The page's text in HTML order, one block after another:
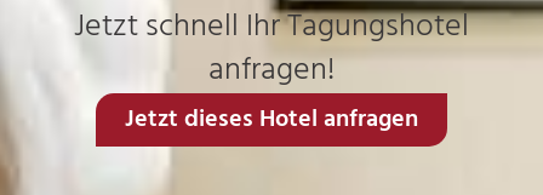
Jetzt schnell Ihr Tagungshotel
anfragen!
Jetzt dieses Hotel anfragen